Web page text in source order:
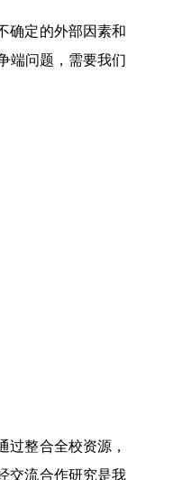
确定的外部因素和
端问题，需要我们
整合全校资源，
交流合作研究是我